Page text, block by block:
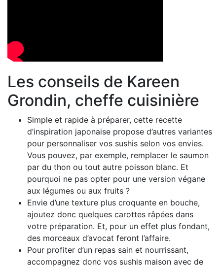
Les conseils de Kareen
Grondin, cheffe cuisinière
Simple et rapide à préparer, cette recette
d’inspiration japonaise propose d’autres variantes
pour personnaliser vos sushis selon vos envies.
Vous pouvez, par exemple, remplacer le saumon
par du thon ou tout autre poisson blanc. Et
pourquoi ne pas opter pour une version végane
aux légumes ou aux fruits ?
Envie d’une texture plus croquante en bouche,
ajoutez donc quelques carottes râpées dans
votre préparation. Et, pour un effet plus fondant,
des morceaux d’avocat feront l’affaire.
Pour profiter d’un repas sain et nourrissant,
accompagnez donc vos sushis maison avec de